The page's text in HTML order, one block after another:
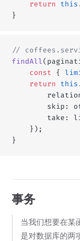
    return
this
}
//
findAll
    const
{
    return
this
skip:
take:
    });
}
事务
当我们想要在某
是对数据库的两